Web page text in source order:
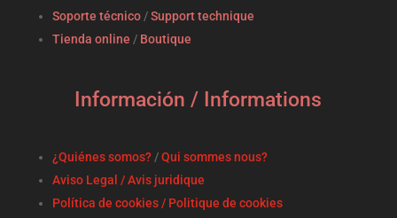
Soporte técnico/Support technique
Tienda online / Boutique
Información / Informations
¿Quiénes somos?/Qui sommes nous?
Aviso Legal / Avis juridique
Política de cookies / Politique de cookies